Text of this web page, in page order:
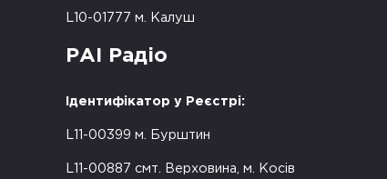
L10-01777 м. Калуш
РАІ Радіо
Ідентифікатор у Реєстрі:
L11-00399 м. Бурштин
L11-00887 смт. Верховина, м. Косів